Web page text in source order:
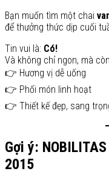
Bạn muốn tìm một chai
để thưởng thức dịp cuối
Tin vui là: Có!
Và không chỉ ngon, mà
👉 Hương vị dễ uống
👉 Phối món linh hoạt
👉 Thiết kế đẹp, sang
Gợi ý:
2015